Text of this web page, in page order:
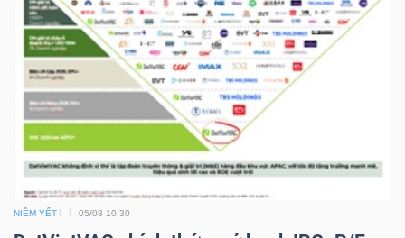
NIÊM YẾT 05/08 10:30
CÔNG
NGHIỆP
TIÊU
DÙNG
KHÔNG
THIẾT